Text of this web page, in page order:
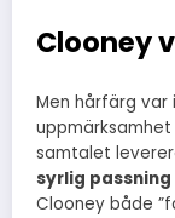
Clooney
Men hårfärg
uppmärksamhet
samtalet
syrlig passning
Clooney både